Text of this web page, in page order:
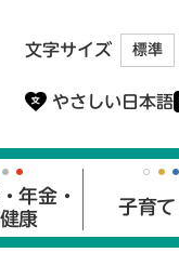
文字サイズ 標準
やさしい日本語
年金・
康
子育